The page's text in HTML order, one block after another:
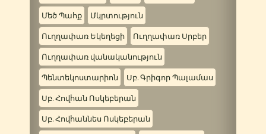
Մեծ Պահք Մկրտություն
Ուղղափառ Եկեղեցի Ուղղափառ Սրբեր
Ուղղափառ վանականություն
Պենտեկոստարիոն Սբ. Գրիգոր Պալամաս
Սբ. Հովհան Ոսկեբերան
Սբ. Հովհաննես Ոսկեբերան